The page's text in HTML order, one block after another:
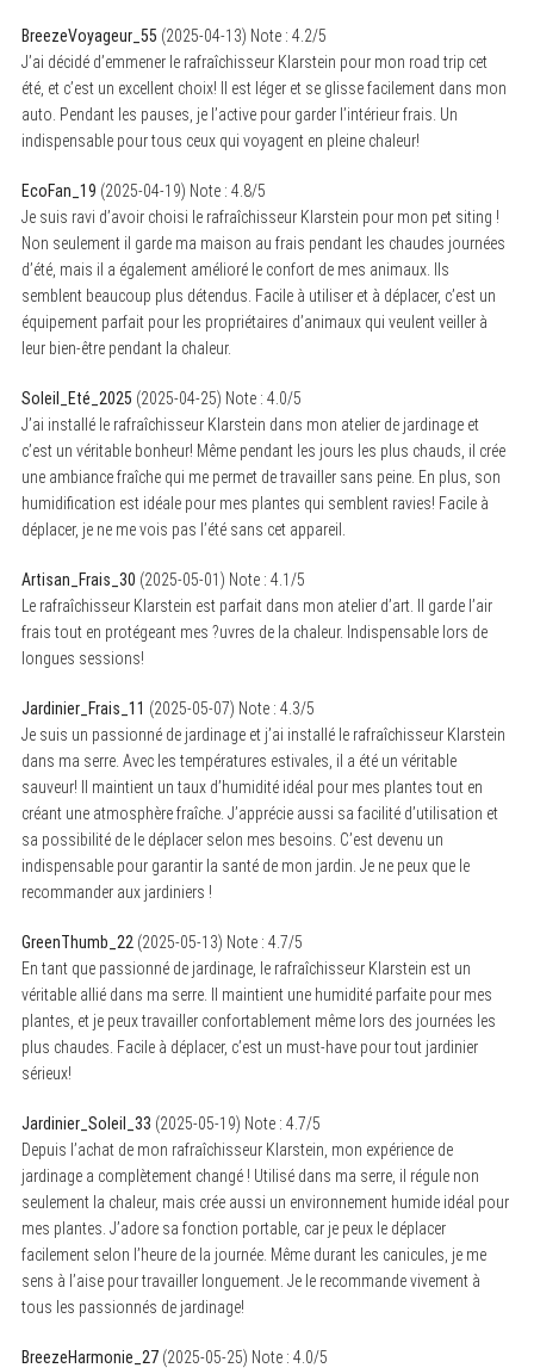
BreezeVoyageur_55 (2025-04-13) Note : 4.2/5
J’ai décidé d’emmener le rafraîchisseur Klarstein pour mon road trip cet
été, et c’est un excellent choix! Il est léger et se glisse facilement dans mon
auto. Pendant les pauses, je l’active pour garder l’intérieur frais. Un
indispensable pour tous ceux qui voyagent en pleine chaleur!
EcoFan_19 (2025-04-19) Note : 4.8/5
Je suis ravi d’avoir choisi le rafraîchisseur Klarstein pour mon pet siting !
Non seulement il garde ma maison au frais pendant les chaudes journées
d’été, mais il a également amélioré le confort de mes animaux. Ils
semblent beaucoup plus détendus. Facile à utiliser et à déplacer, c’est un
équipement parfait pour les propriétaires d’animaux qui veulent veiller à
leur bien-être pendant la chaleur.
Soleil_Eté_2025 (2025-04-25) Note : 4.0/5
J’ai installé le rafraîchisseur Klarstein dans mon atelier de jardinage et
c’est un véritable bonheur! Même pendant les jours les plus chauds, il crée
une ambiance fraîche qui me permet de travailler sans peine. En plus, son
humidification est idéale pour mes plantes qui semblent ravies! Facile à
déplacer, je ne me vois pas l’été sans cet appareil.
Artisan_Frais_30 (2025-05-01) Note : 4.1 /5
Le rafraîchisseur Klarstein est parfait dans mon atelier d’art. Il garde l’air
frais tout en protégeant mes ?uvres de la chaleur. Indispensable lors de
longues sessions!
Jardinier_Frais_11 (2025-05-07) Note : 4.3/5
Je suis un passionné de jardinage et j’ai installé le rafraîchisseur Klarstein
dans ma serre. Avec les températures estivales, il a été un véritable
sauveur! Il maintient un taux d’humidité idéal pour mes plantes tout en
créant une atmosphère fraîche. J’apprécie aussi sa facilité d’utilisation et
sa possibilité de le déplacer selon mes besoins. C’est devenu un
indispensable pour garantir la santé de mon jardin. Je ne peux que le
recommander aux jardiniers !
GreenThumb_22 (2025-05-13) Note : 4.7/5
En tant que passionné de jardinage, le rafraîchisseur Klarstein est un
véritable allié dans ma serre. Il maintient une humidité parfaite pour mes
plantes, et je peux travailler confortablement même lors des journées les
plus chaudes. Facile à déplacer, c’est un must-have pour tout jardinier
sérieux!
Jardinier_Soleil_33 (2025-05-19) Note : 4.7/5
Depuis l’achat de mon rafraîchisseur Klarstein, mon expérience de
jardinage a complètement changé ! Utilisé dans ma serre, il régule non
seulement la chaleur, mais crée aussi un environnement humide idéal pour
mes plantes. J’adore sa fonction portable, car je peux le déplacer
facilement selon l’heure de la journée. Même durant les canicules, je me
sens à l’aise pour travailler longuement. Je le recommande vivement à
tous les passionnés de jardinage!
BreezeHarmonie_27(2025-05-25) Note : 4.0/5
S
e
h
o
r